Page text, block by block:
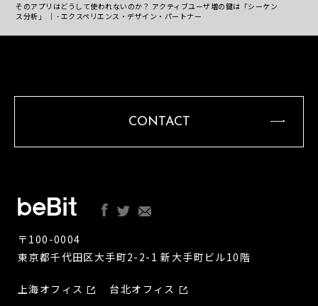
そのアプリはどうして使われないのか？ アクティブユーザ増の鍵は「シーケン
ス分析」 ｜ - エクスペリエンス・デザイン・パートナー
CONTACT
〒100-0004
東京都千代田区大手町2-2-1 新大手町ビル10階
上海オフィス 台北オフィス